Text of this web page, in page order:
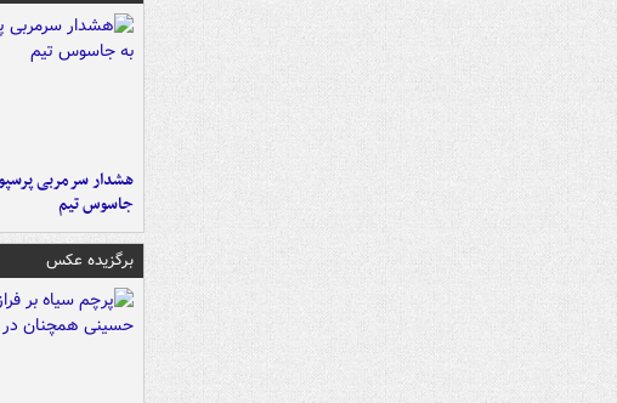
هشدار سرمربی
جاسوس تیم
برگزیده عکس